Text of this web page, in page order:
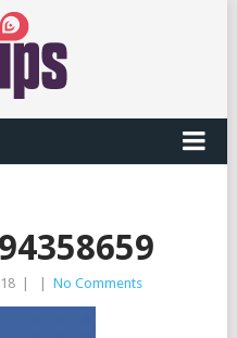
No Comments